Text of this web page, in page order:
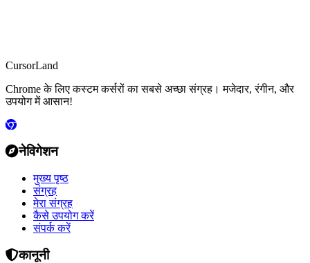
CursorLand
Chrome के लिए कस्टम कर्सरों का सबसे अच्छा संग्रह। मजेदार, रंगीन, और
उपयोग में आसान!
नेविगेशन
मुख्य पृष्ठ
संग्रह
मेरा संग्रह
कैसे उपयोग करें
संपर्क करें
कानूनी